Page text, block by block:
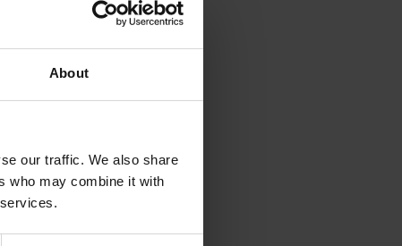
About
our traffic. We also share
who may combine it with